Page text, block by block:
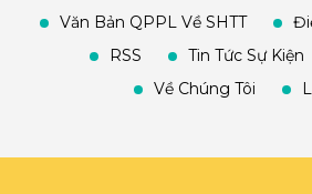
Văn Bản QPPL Về SHTT
RSS
Tin Tức Sự Kiện
Về Chúng Tôi